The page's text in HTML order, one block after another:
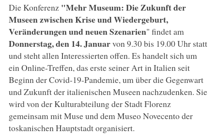
Die Konferenz "Mehr Museum: Die Zukunft der
Museen zwischen Krise und Wiedergeburt,
Veränderungen und neuen Szenarien" findet am
Donnerstag, den 14. Januarvon 9.30 bis 19.00 Uhr statt
und steht allen Interessierten offen. Es handelt sich um
ein Online-Treffen, das erste seiner Art in Italien seit
Beginn der Covid-19-Pandemie, um über die Gegenwart
und Zukunft der italienischen Museen nachzudenken. Sie
wird von der Kulturabteilung der Stadt Florenz
gemeinsam mit Muse und dem Museo Novecento der
toskanischen Hauptstadt organisiert.